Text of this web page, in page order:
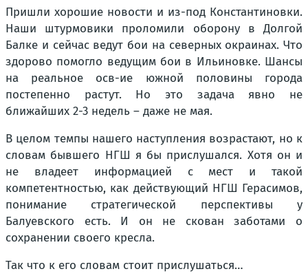
Пришли хорошие новости и из-под Константиновки.
Наши штурмовики проломили оборону в Долгой
Балке и сейчас ведут бои на северных окраинах. Что
здорово помогло ведущим бои в Ильиновке. Шансы
на реальное осв-ие южной половины города
постепенно растут. Но это задача явно не
ближайших 2-3 недель – даже не мая.
В целом темпы нашего наступления возрастают, но к
словам бывшего НГШ я бы прислушался. Хотя он и
не владеет информацией с мест и такой
компетентностью, как действующий НГШ Герасимов,
понимание стратегической перспективы у
Балуевского есть. И он не скован заботами о
сохранении своего кресла.
Так что к его словам стоит прислушаться…